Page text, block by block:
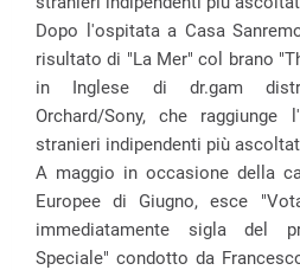
Dopo l'ospitata a Casa
risultato di "La Mer" col brano
in Inglese di dr.gam
Orchard/Sony, che raggiunge
stranieri indipendenti più
A maggio in occasione della
Europee di Giugno, esce
immediatamente sigla del
Speciale" condotto da